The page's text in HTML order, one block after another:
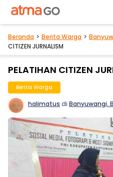
Beranda Berita Warga
CITIZEN JURNALISM
PELATIHAN CITIZEN
Berita Warga
halimatus di Banyuwangi,